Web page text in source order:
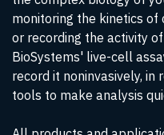
monitoring the kinetics
or recording the activity
BioSystems' live-cell
record it noninvasively,
tools to make analysis